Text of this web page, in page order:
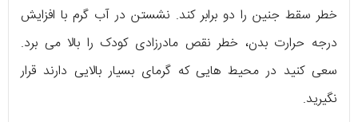
خطر سقط جنین را دو برابر کند. نشستن در آب گرم با افزایش
درجه حرارت بدن، خطر نقص مادرزادی کودک را بالا می برد.
سعی کنید در محیط هایی که گرمای بسیار بالایی دارند قرار
نگیرید.